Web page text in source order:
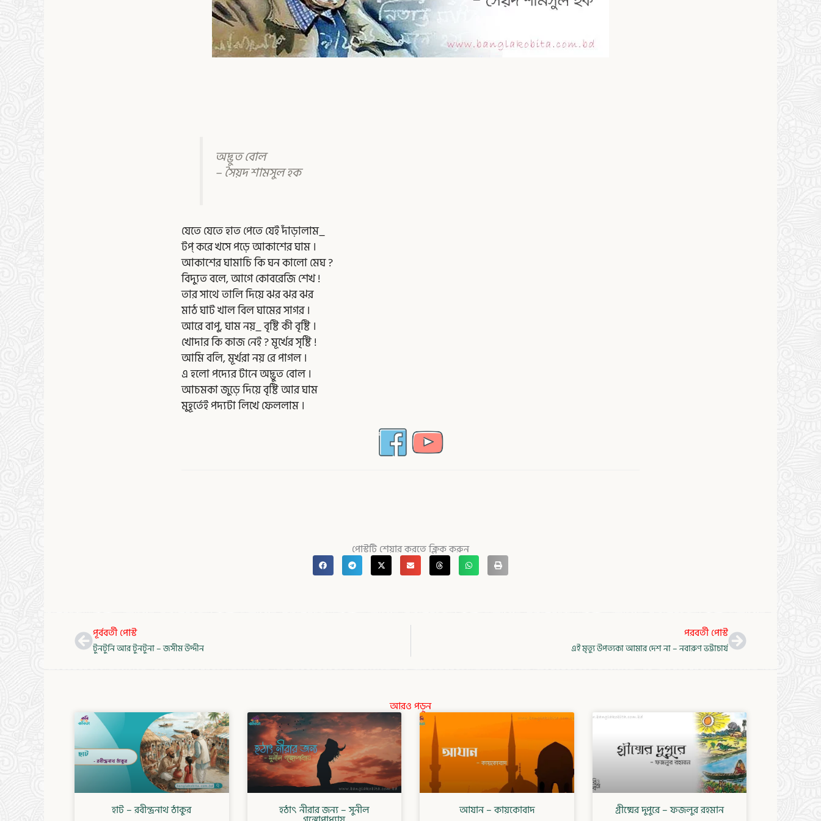
অদ্ভুত বোল
– সৈয়দ শামসুল হক
যেতে যেতে হাত পেতে যেই দাঁড়ালাম_
টপ্ করে খসে পড়ে আকাশের ঘাম ।
আকাশের ঘামাচি কি ঘন কালো মেঘ ?
বিদ্যুত বলে, আগে কোবরেজি শেখ !
তার সাথে তালি দিয়ে ঝর ঝর ঝর
মাঠ ঘাট খাল বিল ঘামের সাগর ।
আরে বাপু, ঘাম নয়_ বৃষ্টি কী বৃষ্টি ।
খোদার কি কাজ নেই ? মূর্খের সৃষ্টি !
আমি বলি, মূর্খরা নয় রে পাগল ।
এ হলো পদ্যের টানে অদ্ভুত বোল ।
আচমকা জুড়ে দিয়ে বৃষ্টি আর ঘাম
মুহূর্তেই পদ্যটা লিখে ফেললাম ।
পোস্টটি শেয়ার করতে ক্লিক করুন
Prevপূর্ববর্তী পোস্ট
টুনটুনি আর টুনটুনা – জসীম উদ্দীন
পরবর্তী পোস্ট
এই মৃত্যু উপত্যকা আমার দেশ না – নবারুণ ভট্টাচার্য
Next
আরও পড়ুন
হাট – রবীন্দ্রনাথ ঠাকুর হঠাৎ নীরার জন্য – সুনীল আযান – কায়কোবাদ গ্রীষ্মের দুপুরে – ফজলুর রহমান